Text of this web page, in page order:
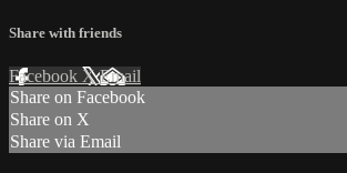
Share with friends
Facebook XEmail
Share on Facebook
Share on X
Share via Email